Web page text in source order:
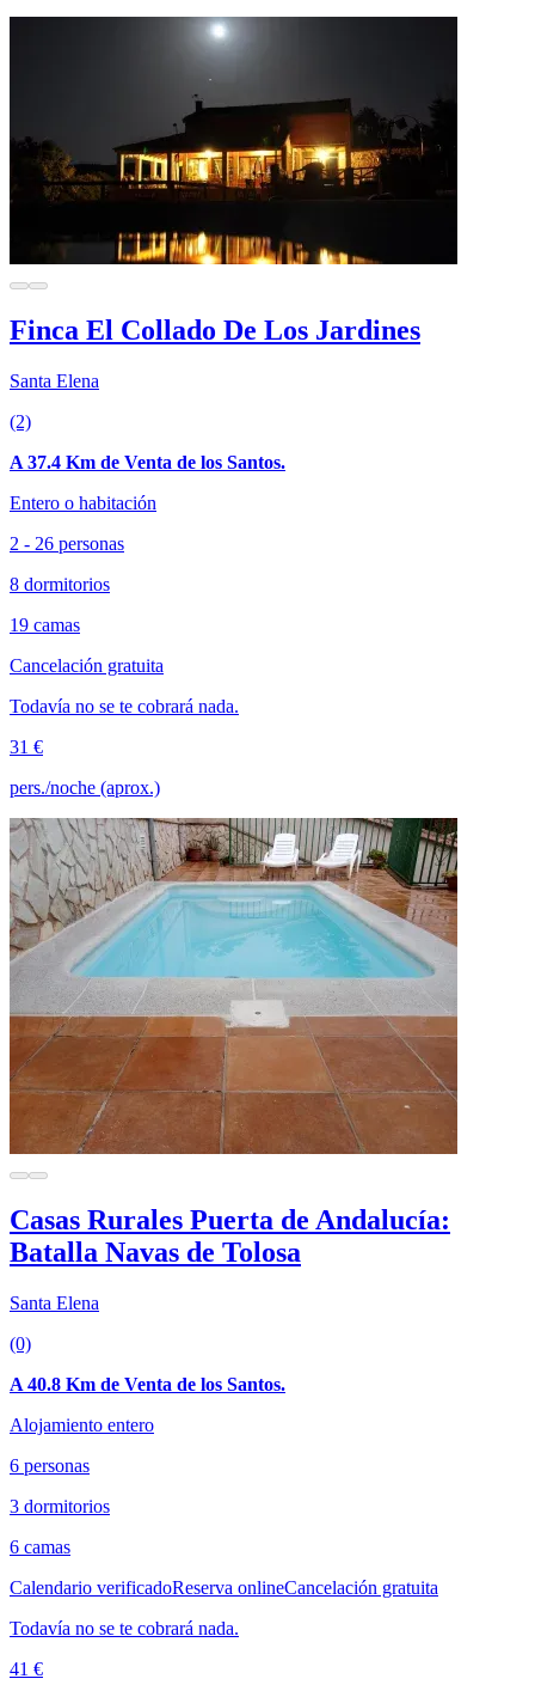
Finca El Collado De Los Jardines
Santa Elena
(2)
A 37.4 Km de Venta de los Santos.
Entero o habitación
2 - 26 personas
8 dormitorios
19 camas
Cancelación gratuita
Todavía no se te cobrará nada.
31 €
pers./noche (aprox.)
Casas Rurales Puerta de Andalucía:
Batalla Navas de Tolosa
Santa Elena
(0)
A 40.8 Km de Venta de los Santos.
Alojamiento entero
6 personas
3 dormitorios
6 camas
Calendario verificadoReserva onlineCancelación gratuita
Todavía no se te cobrará nada.
41 €